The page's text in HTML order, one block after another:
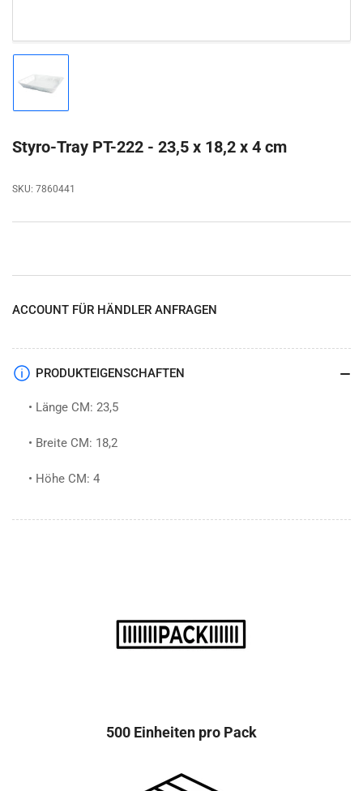
Bild
Galerieansicht
Styro-Tray PT-222 - 23,5 x 18,2 x 4 cm
SKU: 7860441
ACCOUNT FÜR HÄNDLER ANFRAGEN
PRODUKTEIGENSCHAFTEN
• Länge CM: 23,5
• Breite CM: 18,2
• Höhe CM: 4
500 Einheiten pro Pack